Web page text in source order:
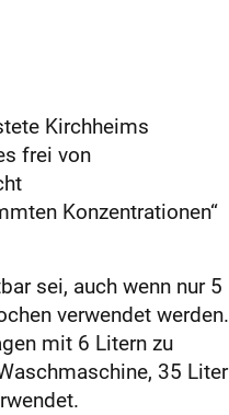
Kirchheims
frei von
Konzentrationen“
sei, auch wenn nur 5
verwendet werden.
mit 6 Litern zu
35 Liter